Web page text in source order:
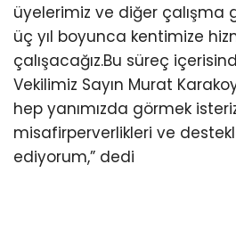
üyelerimiz ve diğer çalışma
üç yıl boyunca kentimize
çalışacağız.Bu süreç
Vekilimiz Sayın Murat
hep yanımızda görmek
misafirperverlikleri ve
ediyorum,” dedi